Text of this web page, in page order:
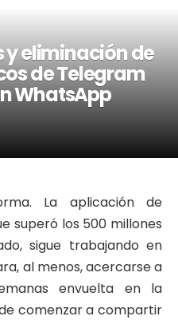
eliminación de
de Telegram
WhatsApp
La aplicación de
superó los 500 millones
sigue trabajando en
al menos, acercarse a
envuelta en la
comenzar a compartir